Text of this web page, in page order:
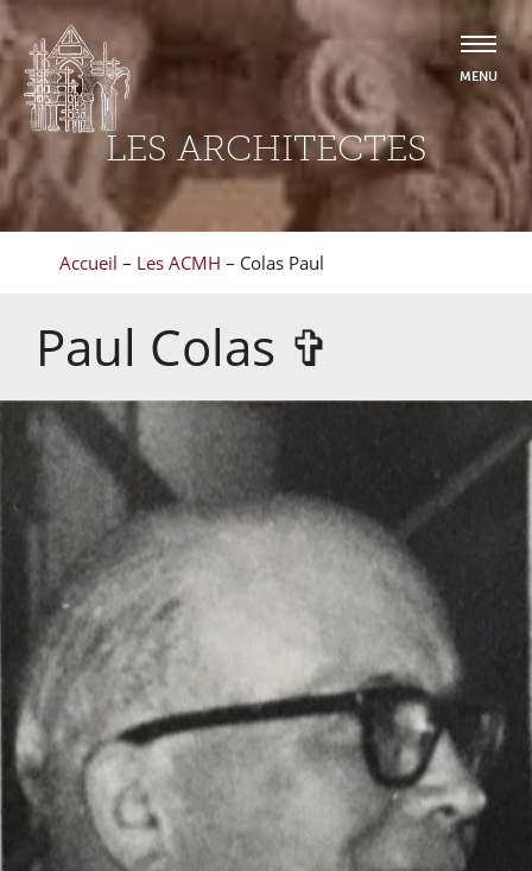
LES ARCHITECTES
Accueil – Les ACMH – Colas Paul
Paul Colas ✞